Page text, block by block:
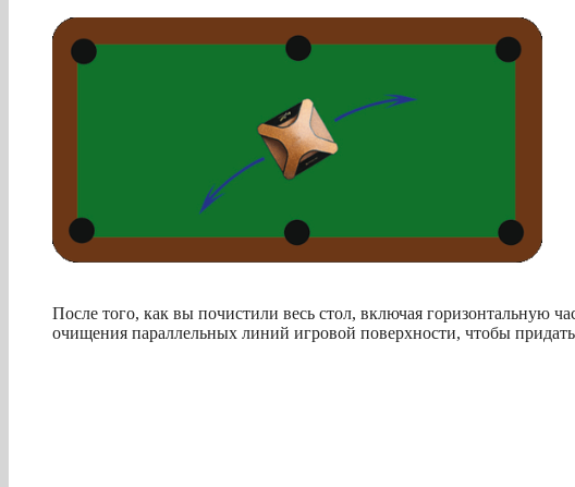
После того, как вы почистили весь стол, включая горизонтальную
очищения параллельных линий игровой поверхности, чтобы